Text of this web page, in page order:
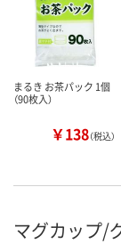
まるき お茶パック 1個
（90枚入）
￥138（税込）
マグカップ/